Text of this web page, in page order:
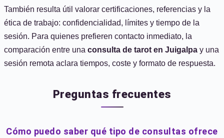
También resulta útil valorar certificaciones, referencias y la
ética de trabajo: confidencialidad, límites y tiempo de la
sesión. Para quienes prefieren contacto inmediato, la
comparación entre una consulta de tarot en Juigalpa y una
sesión remota aclara tiempos, coste y formato de respuesta.
Preguntas frecuentes
Cómo puedo saber qué tipo de consultas ofrece